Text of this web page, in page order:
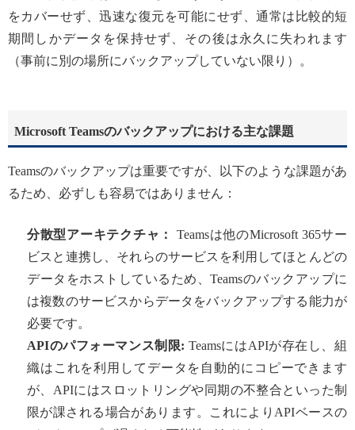
をカバーせず、迅速な復元を可能にせず、通常は比較的短
期間しかデータを保持せず、その後は永久に失われます
（事前に別の場所にバックアップしていない限り）。
Microsoft Teamsのバックアップにおける主な課題
Teamsのバックアップは重要ですが、以下のような課題があ
るため、必ずしも容易ではありません：
分散型アーキテクチャ：
Teamsは他のMicrosoft 365サー
ビスと連携し、それらのサービスを利用してほとんどの
データをホストしているため、Teamsのバックアップに
は複数のサービスからデータをバックアップする能力が
必要です。
APIのパフォーマンス制限: TeamsにはAPIが存在し、組
織はこれを利用してデータを自動的にコピーできます
が、APIにはスロットリングや同期の不整合といった制
限が課される場合があります。これによりAPIベースの